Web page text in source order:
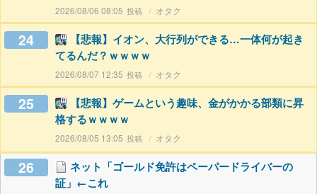
2026/08/06 08:05 オタク
24
【悲報】イオン、大行列ができる…一体何が起き
てるんだ？ｗｗｗｗ
2026/08/07 12:35 オタク
25
【悲報】ゲームという趣味、金がかかる部類に昇
格するｗｗｗｗ
2026/08/05 13:05 オタク
26
ネット「ゴールド免許はペーパードライバーの
証」←これ